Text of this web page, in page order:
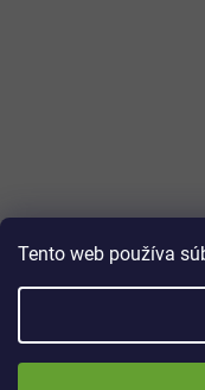
Tento web používa